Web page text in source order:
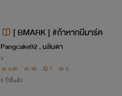
[ BMARK ] #ถ้าหากบีมาร์ค
Pangcake92 , นลินดา
Y
3.0K 59 1 2
8 ปีที่แล้ว